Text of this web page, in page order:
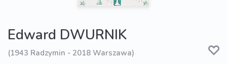
Edward DWURNIK
(1943 Radzymin - 2018 Warszawa)